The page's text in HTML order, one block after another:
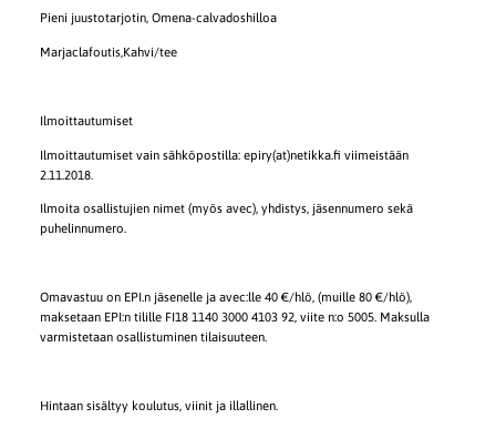
Pieni juustotarjotin, Omena-calvadoshilloa
Marjaclafoutis,Kahvi/tee
Ilmoittautumiset
Ilmoittautumiset vain sähköpostilla: epiry(at)netikka.fi viimeistään
2.11.2018.
Ilmoita osallistujien nimet (myös avec), yhdistys, jäsennumero sekä
puhelinnumero.
Omavastuu on EPI.n jäsenelle ja avec:lle 40 €/hlö, (muille 80 €/hlö),
maksetaan EPI:n tilille FI18 1140 3000 4103 92, viite n:o 5005. Maksulla
varmistetaan osallistuminen tilaisuuteen.
Hintaan sisältyy koulutus, viinit ja illallinen.